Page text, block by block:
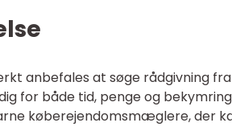
anbefales at søge rådgivning
for både tid, penge og
køberejendomsmæglere, der